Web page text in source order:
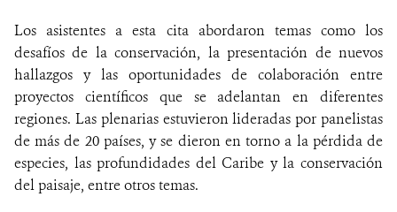
Los asistentes a esta cita abordaron temas como los
desafíos de la conservación, la presentación de nuevos
hallazgos y las oportunidades de colaboración entre
proyectos científicos que se adelantan en diferentes
regiones. Las plenarias estuvieron lideradas por panelistas
de más de 20 países, y se dieron en torno a la pérdida de
especies, las profundidades del Caribe y la conservación
del paisaje, entre otros temas.